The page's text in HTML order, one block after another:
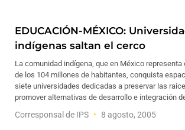
EDUCACIÓN-MÉXICO:
indígenas saltan el cerco
La comunidad indígena, que en México
de los 104 millones de habitantes, conquista
siete universidades dedicadas a preservar las
promover alternativas de desarrollo e integración
Corresponsal de IPS 8 agosto, 2005